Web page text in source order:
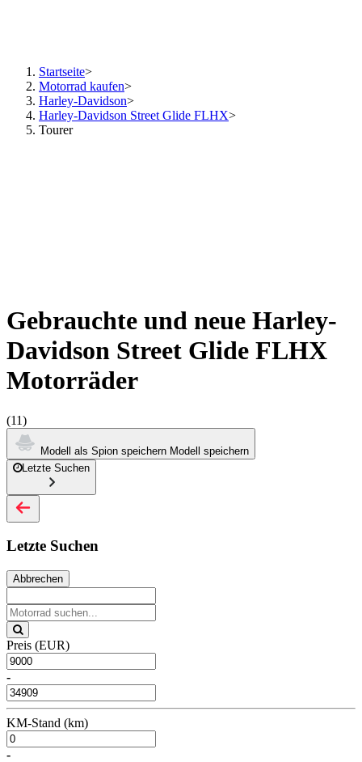
Startseite>
Motorrad kaufen>
Harley-Davidson>
Harley-Davidson Street Glide FLHX>
Tourer
Gebrauchte und neue Harley-
Davidson Street Glide FLHX
Motorräder
(11)
Modell als Spion speichern Modell speichern
Letzte Suchen
Letzte Suchen
Abbrechen
Preis (EUR)
-
KM-Stand (km)
-